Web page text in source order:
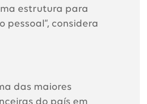
estrutura para
pessoal”, considera
das maiores
do país em